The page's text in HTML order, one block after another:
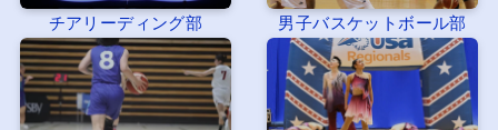
チアリーディング部 男子バスケットボール部